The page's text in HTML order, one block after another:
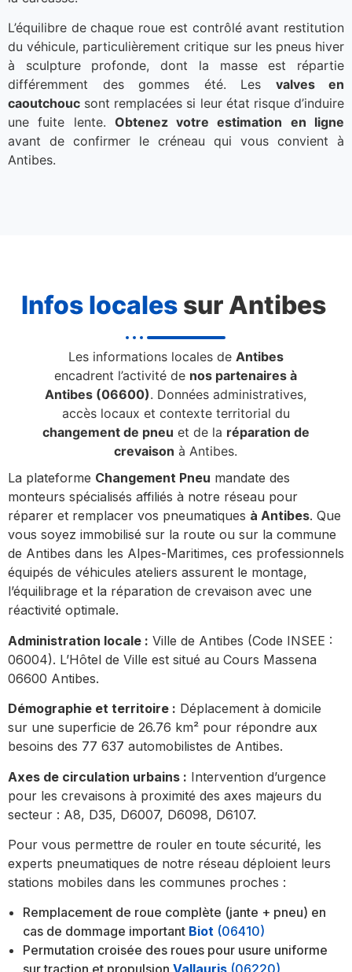
L’équilibre de chaque roue est contrôlé avant restitution
du véhicule, particulièrement critique sur les pneus hiver
à sculpture profonde, dont la masse est répartie
différemment des gommes été. Les valves en
caoutchouc sont remplacées si leur état risque d’induire
une fuite lente. Obtenez votre estimation en ligne
avant de confirmer le créneau qui vous convient à
Antibes.
Infos localessur Antibes
Les informations locales de Antibes
encadrent l’activité de nos partenaires à
Antibes (06600). Données administratives,
accès locaux et contexte territorial du
changement de pneu et de la réparation de
crevaison à Antibes.
La plateforme Changement Pneu mandate des
monteurs spécialisés affiliés à notre réseau pour
réparer et remplacer vos pneumatiques à Antibes. Que
vous soyez immobilisé sur la route ou sur la commune
de Antibes dans les Alpes-Maritimes, ces professionnels
équipés de véhicules ateliers assurent le montage,
l’équilibrage et la réparation de crevaison avec une
réactivité optimale.
Administration locale : Ville de Antibes (Code INSEE :
06004). L’Hôtel de Ville est situé au Cours Massena
06600 Antibes.
Démographie et territoire : Déplacement à domicile
sur une superficie de 26.76 km² pour répondre aux
besoins des 77 637 automobilistes de Antibes.
Axes de circulation urbains : Intervention d’urgence
pour les crevaisons à proximité des axes majeurs du
secteur : A8, D35, D6007, D6098, D6107.
Pour vous permettre de rouler en toute sécurité, les
experts pneumatiques de notre réseau déploient leurs
stations mobiles dans les communes proches :
Remplacement de roue complète (jante + pneu) en
cas de dommage important Biot (06410)
Permutation croisée des roues pour usure uniforme